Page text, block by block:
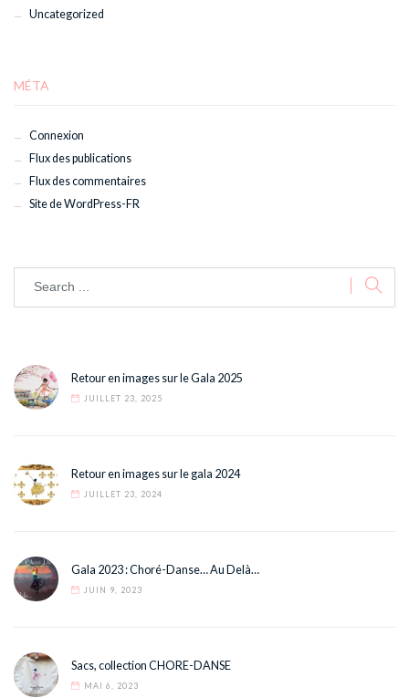
Uncategorized
MÉTA
Connexion
Flux des publications
Flux des commentaires
Site de WordPress-FR
Retour en images sur le Gala 2025
JUILLET 23, 2025
Retour en images sur le gala 2024
JUILLET 23, 2024
Gala 2023 : Choré-Danse… Au Delà…
JUIN 9, 2023
Sacs, collection CHORE-DANSE
MAI 6, 2023